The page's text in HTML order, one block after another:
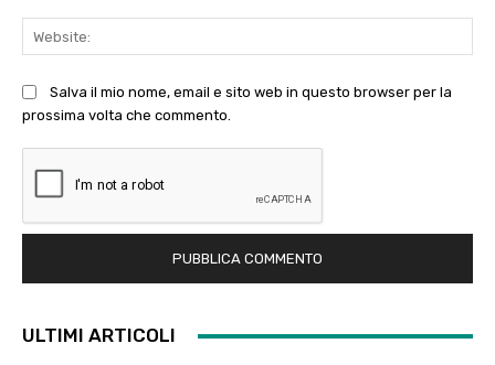
Salva il mio nome, email e sito web in questo browser per la
prossima volta che commento.
ULTIMI ARTICOLI